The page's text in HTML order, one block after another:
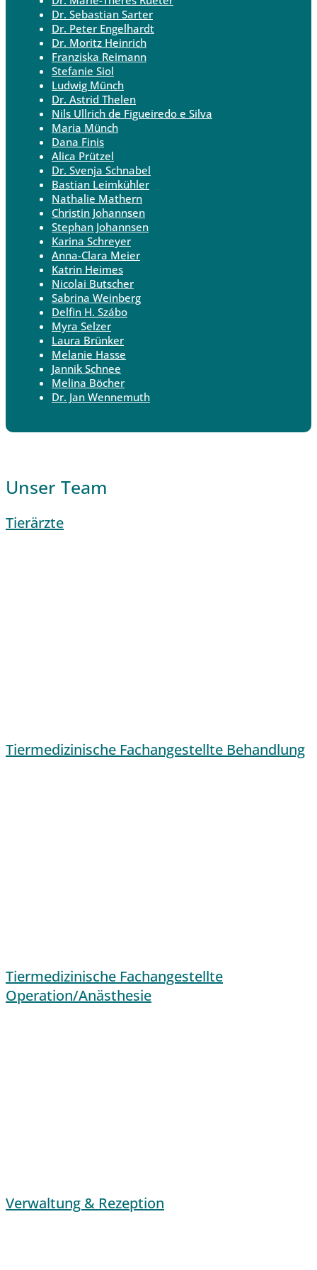
Dr. Sebastian Sarter
Dr. Peter Engelhardt
Dr. Moritz Heinrich
Franziska Reimann
Stefanie Siol
Ludwig Münch
Dr. Astrid Thelen
Nils Ullrich de Figueiredo e Silva
Maria Münch
Dana Finis
Alica Prützel
Dr. Svenja Schnabel
Bastian Leimkühler
Nathalie Mathern
Christin Johannsen
Stephan Johannsen
Karina Schreyer
Anna-Clara Meier
Katrin Heimes
Nicolai Butscher
Sabrina Weinberg
Delfin H. Szábo
Myra Selzer
Laura Brünker
Melanie Hasse
Jannik Schnee
Melina Böcher
Dr. Jan Wennemuth
Unser Team
Tierärzte
Tiermedizinische Fachangestellte Behandlung
Tiermedizinische Fachangestellte
Operation/Anästhesie
Verwaltung & Rezeption